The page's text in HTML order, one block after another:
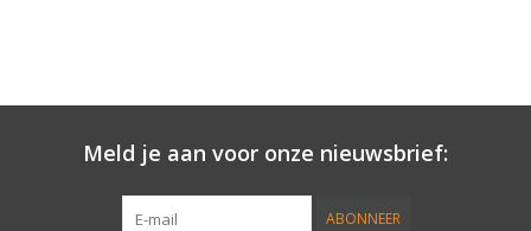
Meld je aan voor onze nieuwsbrief:
ABONNEER